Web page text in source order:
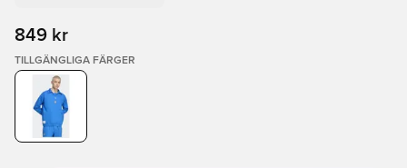
849 kr
TILLGÄNGLIGA FÄRGER